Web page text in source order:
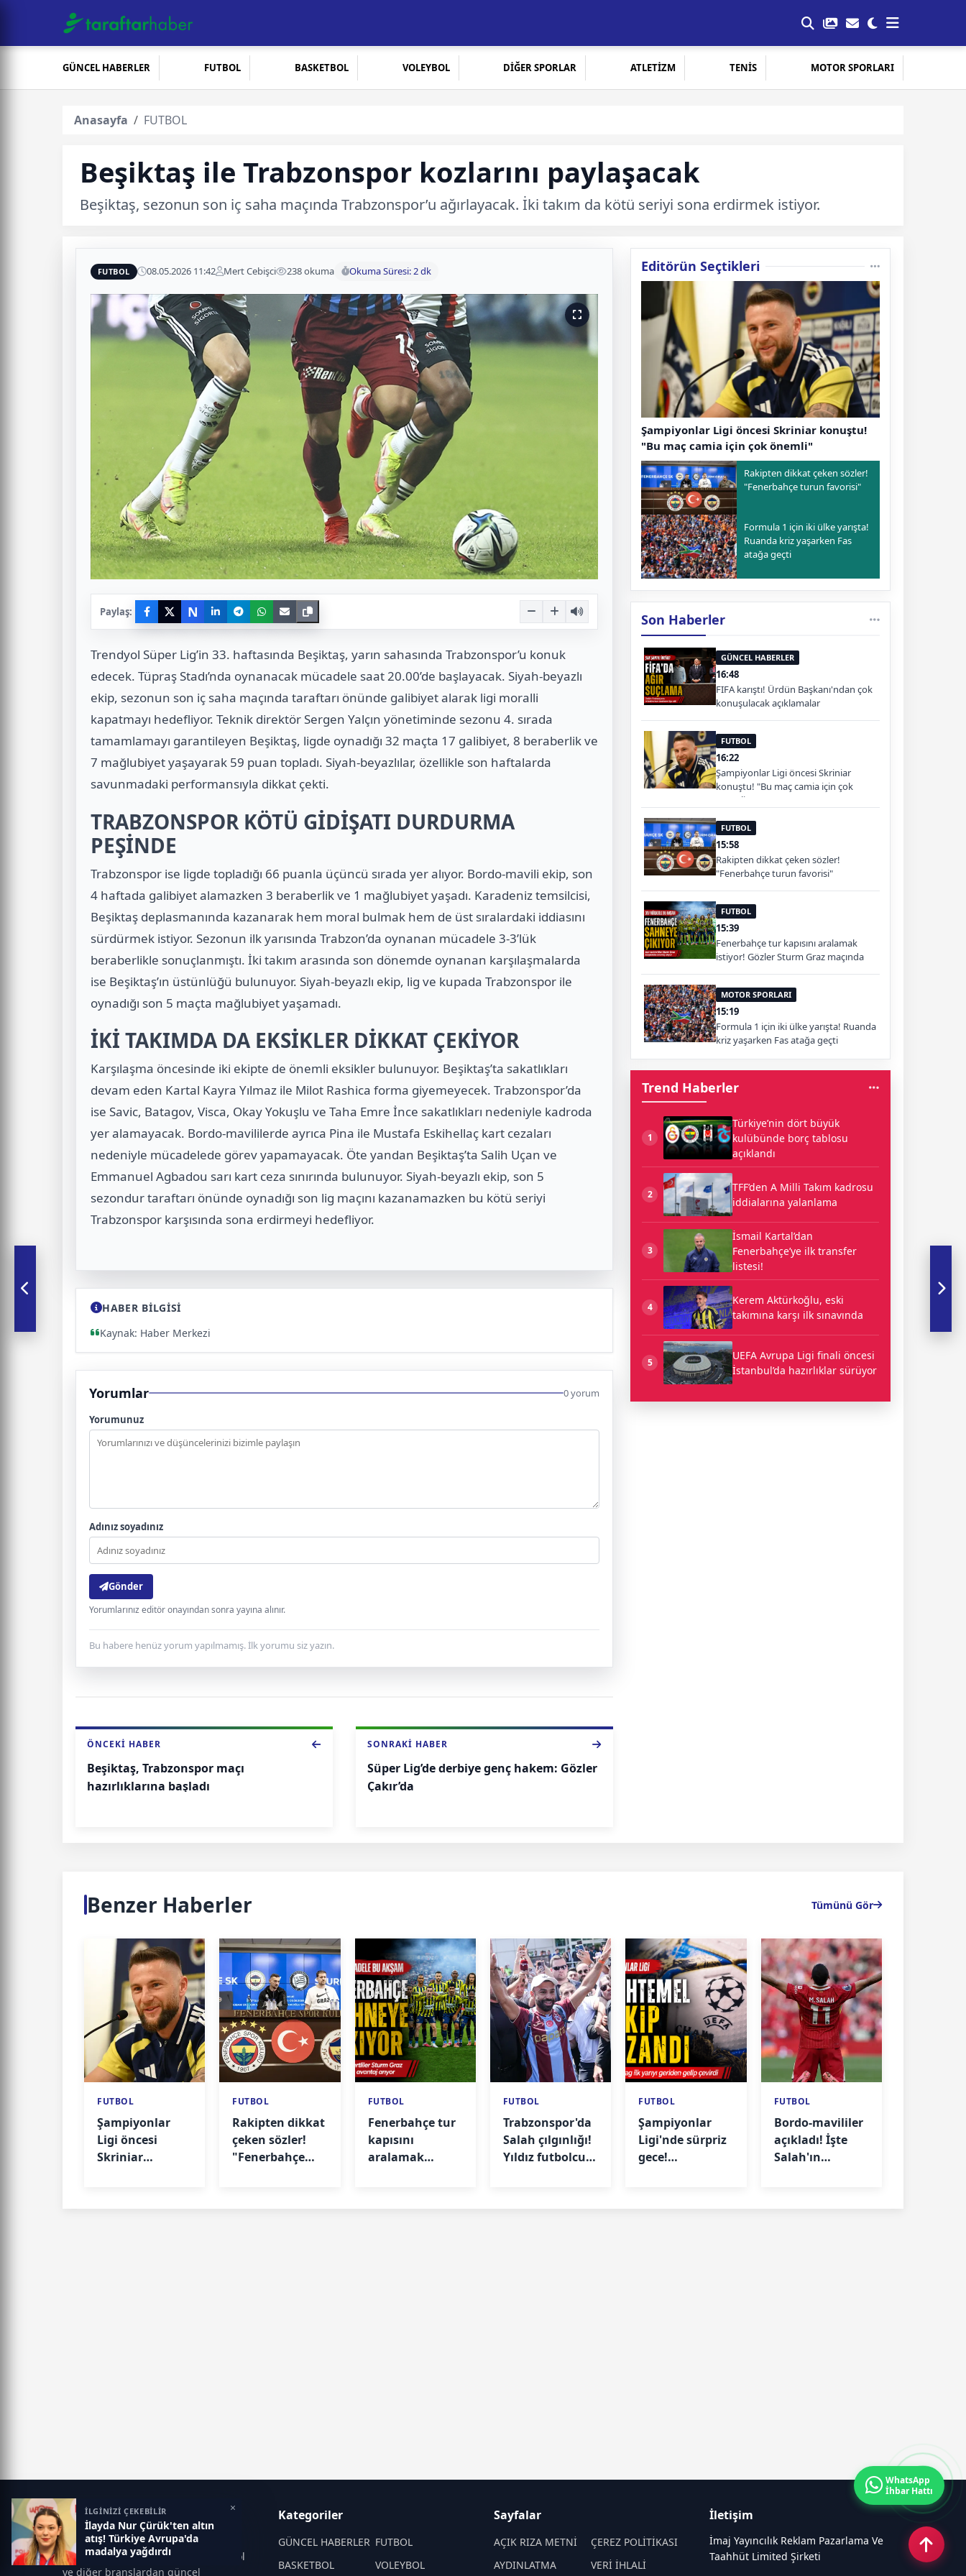
GÜNCEL HABERLER FUTBOL BASKETBOL VOLEYBOL DİĞER SPORLAR ATLETİZM TENİS MOTOR SPORLARI
Anasayfa FUTBOL
Beşiktaş ile Trabzonspor kozlarını paylaşacak
Beşiktaş, sezonun son iç saha maçında Trabzonspor’u ağırlayacak. İki takım da kötü seriyi sona erdirmek istiyor.
FUTBOL 08.05.2026 11:42 Mert Cebişci 238 okuma Okuma Süresi: 2 dk
Paylaş: N
Trendyol Süper Lig’in 33. haftasında Beşiktaş, yarın sahasında Trabzonspor’u konuk
edecek. Tüpraş Stadı’nda oynanacak mücadele saat 20.00’de başlayacak. Siyah-beyazlı
ekip, sezonun son iç saha maçında taraftarı önünde galibiyet alarak ligi moralli
kapatmayı hedefliyor. Teknik direktör Sergen Yalçın yönetiminde sezonu 4. sırada
tamamlamayı garantileyen Beşiktaş, ligde oynadığı 32 maçta 17 galibiyet, 8 beraberlik ve
7 mağlubiyet yaşayarak 59 puan topladı. Siyah-beyazlılar, özellikle son haftalarda
savunmadaki performansıyla dikkat çekti.
TRABZONSPOR KÖTÜ GİDİŞATI DURDURMA
PEŞİNDE
Trabzonspor ise ligde topladığı 66 puanla üçüncü sırada yer alıyor. Bordo-mavili ekip, son
4 haftada galibiyet alamazken 3 beraberlik ve 1 mağlubiyet yaşadı. Karadeniz temsilcisi,
Beşiktaş deplasmanında kazanarak hem moral bulmak hem de üst sıralardaki iddiasını
sürdürmek istiyor. Sezonun ilk yarısında Trabzon’da oynanan mücadele 3-3’lük
beraberlikle sonuçlanmıştı. İki takım arasında son dönemde oynanan karşılaşmalarda
ise Beşiktaş’ın üstünlüğü bulunuyor. Siyah-beyazlı ekip, lig ve kupada Trabzonspor ile
oynadığı son 5 maçta mağlubiyet yaşamadı.
İKİ TAKIMDA DA EKSİKLER DİKKAT ÇEKİYOR
Karşılaşma öncesinde iki ekipte de önemli eksikler bulunuyor. Beşiktaş’ta sakatlıkları
devam eden Kartal Kayra Yılmaz ile Milot Rashica forma giyemeyecek. Trabzonspor’da
ise Savic, Batagov, Visca, Okay Yokuşlu ve Taha Emre İnce sakatlıkları nedeniyle kadroda
yer alamayacak. Bordo-mavililerde ayrıca Pina ile Mustafa Eskihellaç kart cezaları
nedeniyle mücadelede görev yapamayacak. Öte yandan Beşiktaş’ta Salih Uçan ve
Emmanuel Agbadou sarı kart ceza sınırında bulunuyor. Siyah-beyazlı ekip, son 5
sezondur taraftarı önünde oynadığı son lig maçını kazanamazken bu kötü seriyi
Trabzonspor karşısında sona erdirmeyi hedefliyor.
HABER BİLGİSİ
Kaynak: Haber Merkezi
Yorumlar 0 yorum
Yorumunuz
Adınız soyadınız
Gönder
Yorumlarınız editör onayından sonra yayına alınır.
Bu habere henüz yorum yapılmamış. İlk yorumu siz yazın.
ÖNCEKI HABER
Beşiktaş, Trabzonspor maçı
hazırlıklarına başladı
SONRAKI HABER
Süper Lig’de derbiye genç hakem: Gözler
Çakır’da
Editörün Seçtikleri
Şampiyonlar Ligi öncesi Skriniar konuştu!
"Bu maç camia için çok önemli"
Rakipten dikkat çeken sözler!
"Fenerbahçe turun favorisi"
Formula 1 için iki ülke yarışta!
Ruanda kriz yaşarken Fas
atağa geçti
Son Haberler
GÜNCEL HABERLER
16:48
FIFA karıştı! Ürdün Başkanı'ndan çok
konuşulacak açıklamalar
FUTBOL
16:22
Şampiyonlar Ligi öncesi Skriniar
konuştu! "Bu maç camia için çok
önemli"
FUTBOL
15:58
Rakipten dikkat çeken sözler!
"Fenerbahçe turun favorisi"
FUTBOL
15:39
Fenerbahçe tur kapısını aralamak
istiyor! Gözler Sturm Graz maçında
MOTOR SPORLARI
15:19
Formula 1 için iki ülke yarışta! Ruanda
kriz yaşarken Fas atağa geçti
Trend Haberler
1
Türkiye’nin dört büyük
kulübünde borç tablosu
açıklandı
2
TFF’den A Milli Takım kadrosu
iddialarına yalanlama
3
İsmail Kartal’dan
Fenerbahçe’ye ilk transfer
listesi!
4
Kerem Aktürkoğlu, eski
takımına karşı ilk sınavında
5
UEFA Avrupa Ligi finali öncesi
İstanbul’da hazırlıklar sürüyor
Benzer Haberler Tümünü Gör
FUTBOL
Şampiyonlar
Ligi öncesi
Skriniar
FUTBOL
Rakipten dikkat
çeken sözler!
"Fenerbahçe
FUTBOL
Fenerbahçe tur
kapısını
aralamak
FUTBOL
Trabzonspor'da
Salah çılgınlığı!
Yıldız futbolcu
FUTBOL
Şampiyonlar
Ligi'nde sürpriz
gece!
FUTBOL
Bordo-mavililer
açıkladı! İşte
Salah'ın
İLGİNİZİ ÇEKEBİLİR
İlayda Nur Çürük'ten altın
atış! Türkiye Avrupa'da
madalya yağdırdı
×
Taraftar Haber
Taraftar Haber; spor dünyasına
odaklanan, futbol, basketbol, voleybol
ve diğer branşlardan güncel
Kategoriler
GÜNCEL HABERLER FUTBOL
BASKETBOL
VOLEYBOL
Sayfalar
AÇIK RIZA METNİ
ÇEREZ POLİTİKASI
AYDINLATMA
VERİ İHLALİ
İletişim
İmaj Yayıncılık Reklam Pazarlama Ve
Taahhüt Limited Şirketi
WhatsApp
İhbar Hattı